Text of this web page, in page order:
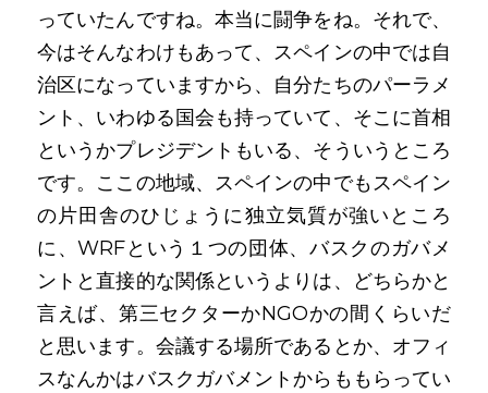
っていたんですね。本当に闘争をね。それで、
今はそんなわけもあって、スペインの中では自
治区になっていますから、自分たちのパーラメ
ント、いわゆる国会も持っていて、そこに首相
というかプレジデントもいる、そういうところ
です。ここの地域、スペインの中でもスペイン
の片田舎のひじょうに独立気質が強いところ
に、WRFという１つの団体、バスクのガバメ
ントと直接的な関係というよりは、どちらかと
言えば、第三セクターかNGOかの間くらいだ
と思います。会議する場所であるとか、オフィ
スなんかはバスクガバメントからももらってい